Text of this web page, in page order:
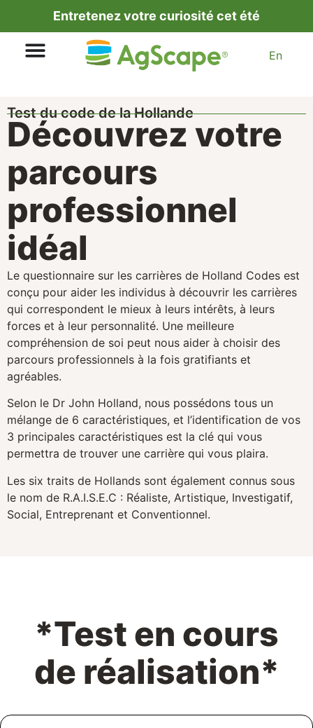
Entretenez votre curiosité cet été
En
Test du code de la Hollande
Découvrez votre
parcours
professionnel
idéal
Le questionnaire sur les carrières de Holland Codes est
conçu pour aider les individus à découvrir les carrières
qui correspondent le mieux à leurs intérêts, à leurs
forces et à leur personnalité. Une meilleure
compréhension de soi peut nous aider à choisir des
parcours professionnels à la fois gratifiants et
agréables.
Selon le Dr John Holland, nous possédons tous un
mélange de 6 caractéristiques, et l’identification de vos
3 principales caractéristiques est la clé qui vous
permettra de trouver une carrière qui vous plaira.
Les six traits de Hollands sont également connus sous
le nom de R.A.I.S.E.C : Réaliste, Artistique, Investigatif,
Social, Entreprenant et Conventionnel.
*Test en cours
de réalisation*